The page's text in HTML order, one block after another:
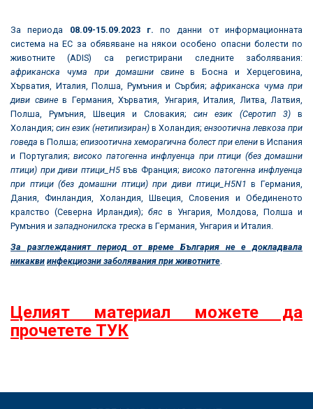
За периода 08.09-15.09.2023 г.по данни от информационната
система на ЕС за обявяване на някои особено опасни болести по
животните (ADIS) са регистрирани следните заболявания:
африканска чума при домашни свинев Босна и Херцеговина,
Хърватия, Италия, Полша, Румъния и Сърбия; африканска чума при
диви свине в Германия, Хърватия, Унгария, Италия, Литва, Латвия,
Полша, Румъния, Швеция и Словакия; син език (Серотип 3) в
Холандия; син език (нетипизиран) в Холандия; ензоотична левкоза при
говеда в Полша; епизоотична хеморагична болест при елени в Испания
и Португалия; високо патогенна инфлуенца при птици (без домашни
птици) при диви птици_H5 във Франция; високо патогенна инфлуенца
при птици (без домашни птици) при диви птици_H5N1в Германия,
Дания, Финландия, Холандия, Швеция, Словения и Обединеното
кралство (Северна Ирландия);бяс в Унгария, Молдова, Полша и
Румъния и западнонилска треска в Германия, Унгария и Италия.
За разглежданият период от време България не е докладвала
никакви инфекциозни заболявания при животните
Целият материал можете да
прочетете ТУК